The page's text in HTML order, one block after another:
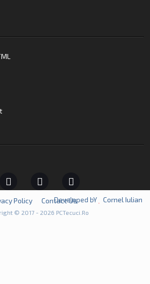
Policy Contact Us
Developed bY Cornel Iulian
© 2017 - 2026 PCTecuci.Ro